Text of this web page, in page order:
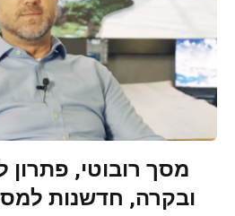
מסך רובוטי, פתרון
ובקרה, חדשנות